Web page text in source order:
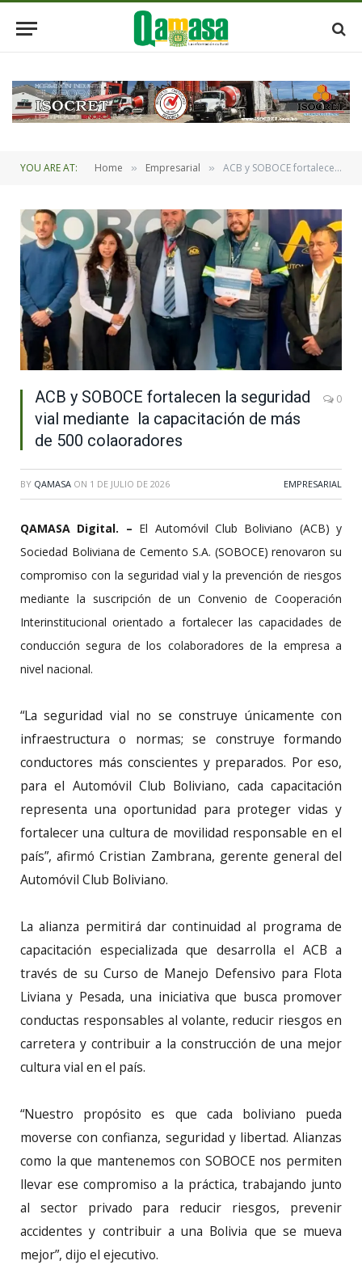
YOU ARE AT: Home » Empresarial » ACB y SOBOCE fortalecen la seguridad vial mediante la capacitación de más de 500 colaoradores
ACB y SOBOCE fortalecen la seguridad
vial mediante la capacitación de más
de 500 colaoradores
0
BY QAMASA ON 1 DE JULIO DE 2026 EMPRESARIAL
QAMASA Digital. – El Automóvil Club Boliviano (ACB) y
Sociedad Boliviana de Cemento S.A. (SOBOCE) renovaron su
compromiso con la seguridad vial y la prevención de riesgos
mediante la suscripción de un Convenio de Cooperación
Interinstitucional orientado a fortalecer las capacidades de
conducción segura de los colaboradores de la empresa a
nivel nacional.
“La seguridad vial no se construye únicamente con
infraestructura o normas; se construye formando
conductores más conscientes y preparados. Por eso,
para el Automóvil Club Boliviano, cada capacitación
representa una oportunidad para proteger vidas y
fortalecer una cultura de movilidad responsable en el
país”, afirmó Cristian Zambrana, gerente general del
Automóvil Club Boliviano.
La alianza permitirá dar continuidad al programa de
capacitación especializada que desarrolla el ACB a
través de su Curso de Manejo Defensivo para Flota
Liviana y Pesada, una iniciativa que busca promover
conductas responsables al volante, reducir riesgos en
carretera y contribuir a la construcción de una mejor
cultura vial en el país.
“Nuestro propósito es que cada boliviano pueda
moverse con confianza, seguridad y libertad. Alianzas
como la que mantenemos con SOBOCE nos permiten
llevar ese compromiso a la práctica, trabajando junto
al sector privado para reducir riesgos, prevenir
accidentes y contribuir a una Bolivia que se mueva
mejor”, dijo el ejecutivo.